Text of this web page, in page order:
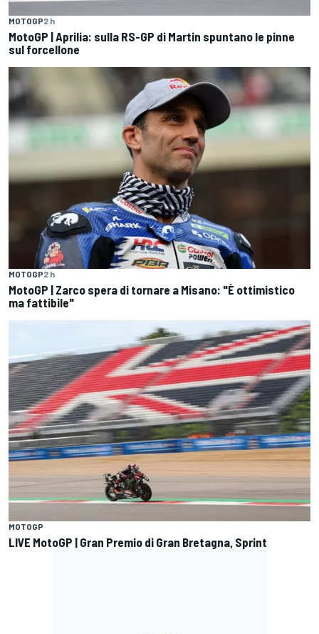
MOTOGP2 h
MotoGP | Aprilia: sulla RS-GP di Martin spuntano le pinne
sul forcellone
MOTOGP2 h
MotoGP | Zarco spera di tornare a Misano: "È ottimistico
ma fattibile"
MOTOGP
LIVE MotoGP | Gran Premio di Gran Bretagna, Sprint